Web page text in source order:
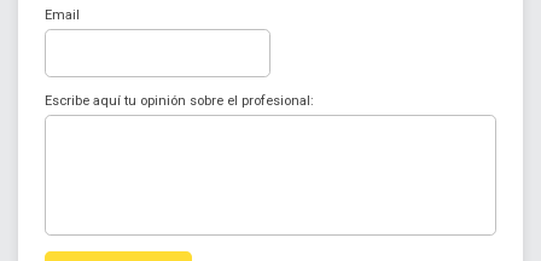
Email
Escribe aquí tu opinión sobre el profesional: